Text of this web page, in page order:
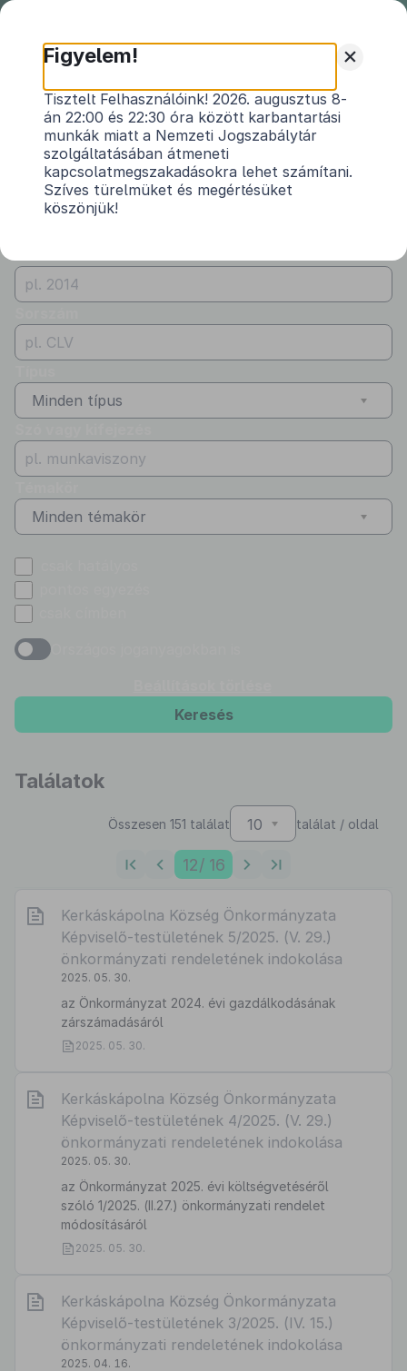
Önkormányzati
rendeletek
Önkormányzati rendeletek
Vármegye
Vas
Kibocsátó
Kerkáskápolna Község Önkormányzata
Minden típus
Minden témakör
Keresés
Találatok
Összesen 151 találat 10 találat / oldal
12/ 16
Kerkáskápolna Község Önkormányzata
Képviselő-testületének 5/2025. (V. 29.)
önkormányzati rendeletének indokolása
2025. 05. 30.
az Önkormányzat 2024. évi gazdálkodásának
zárszámadásáról
2025. 05. 30.
Kerkáskápolna Község Önkormányzata
Képviselő-testületének 4/2025. (V. 29.)
önkormányzati rendeletének indokolása
2025. 05. 30.
az Önkormányzat 2025. évi költségvetéséről
szóló 1/2025. (II.27.) önkormányzati rendelet
módosításáról
2025. 05. 30.
Kerkáskápolna Község Önkormányzata
Képviselő-testületének 3/2025. (IV. 15.)
önkormányzati rendeletének indokolása
2025. 04. 16.
+
Figyelem!
Tisztelt Felhasználóink! 2026. augusztus 8-
án 22:00 és 22:30 óra között karbantartási
munkák miatt a Nemzeti Jogszabálytár
szolgáltatásában átmeneti
kapcsolatmegszakadásokra lehet számítani.
Szíves türelmüket és megértésüket
köszönjük!